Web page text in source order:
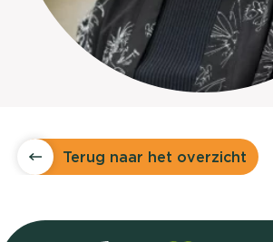
Terug naar het overzicht